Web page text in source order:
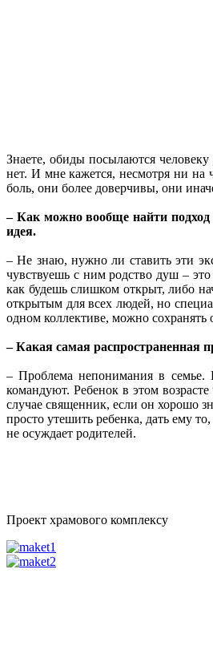
Знаете, обиды посылаются
нет. И мне кажется, несмотря ни на
боль, они более доверчивы, они
– Как можно вообще найти
идея.
– Не знаю, нужно ли ставить эти
чувствуешь с ним родство душ –
как будешь слишком открыт, либо
открытым для всех людей, но
одном коллективе, можно
– Какая самая распространенная
– Проблема непонимания в семье.
командуют. Ребенок в этом
случае священник, если он хорошо
просто утешить ребенка, дать ему
не осуждает родителей.
Проект храмового комплексу